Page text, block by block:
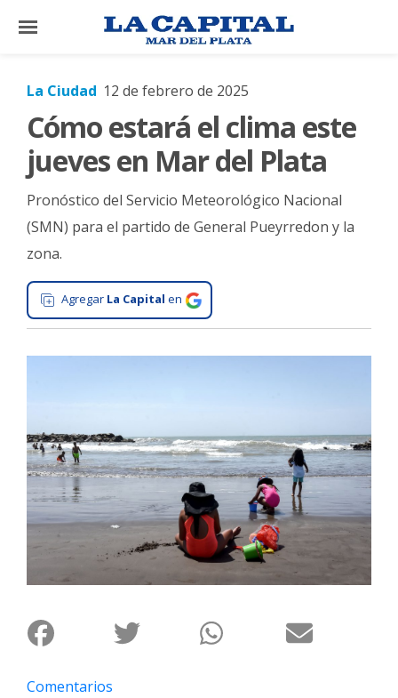
×
El
País
El
Mundo
La
Zona
Cultura
Tecnología
Gastronomía
General
La
Ciudad
Deportes
Policiales
La Ciudad 12 de febrero de 2025
Cómo estará el clima este
jueves en Mar del Plata
Pronóstico del Servicio Meteorológico Nacional
(SMN) para el partido de General Pueyrredon y la
zona.
Agregar La Capital en
Comentarios